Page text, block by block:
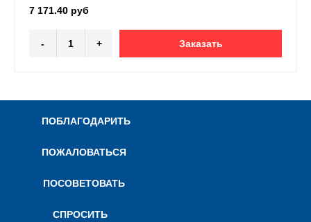
7 171.40 руб
- + Заказать
ПОБЛАГОДАРИТЬ
ПОЖАЛОВАТЬСЯ
ПОСОВЕТОВАТЬ
СПРОСИТЬ